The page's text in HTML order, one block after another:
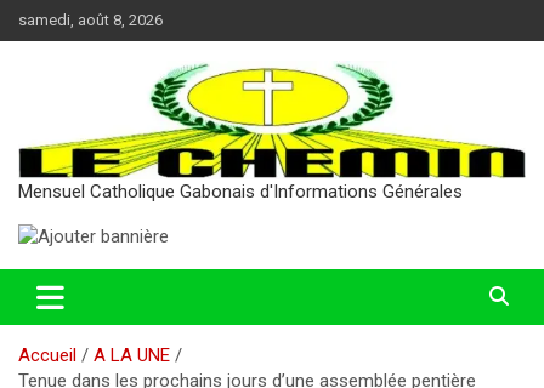
au
samedi, août 8, 2026
Mensuel Catholique Gabonais d'Informations Générales
Accueil
A LA UNE
Tenue dans les prochains jours d’une assemblée pentière